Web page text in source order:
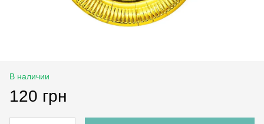
В наличии
120 грн